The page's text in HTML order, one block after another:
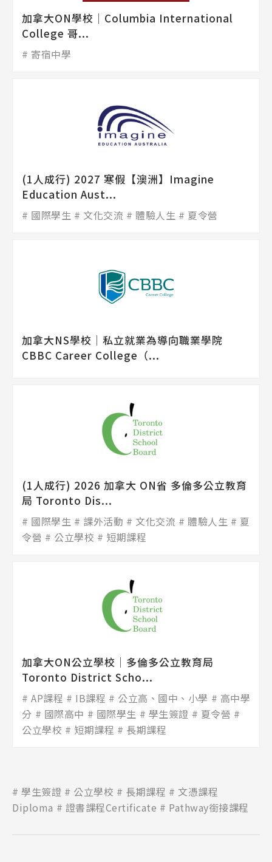
加拿大ON學校│Columbia International
College 哥...
寄宿中學
(1人成行) 2027 寒假【澳洲】Imagine
Education Aust...
國際學生 文化交流 體驗人生 夏令營
加拿大NS學校│私立就業為導向職業學院
CBBC Career College（...
(1人成行) 2026 加拿大 ON省 多倫多公立教育
局 Toronto Dis...
國際學生 課外活動 文化交流 體驗人生
夏
令營
公立學校 短期課程
加拿大ON公立學校│多倫多公立教育局
Toronto District Scho...
AP課程 IB課程 公立高、國中、小學
高中學
分
國際高中 國際學生 學生簽證
夏令營
公立學校
短期課程 長期課程
學生簽證 公立學校 長期課程
文憑課程
Diploma
證書課程Certificate Pathway銜接課程